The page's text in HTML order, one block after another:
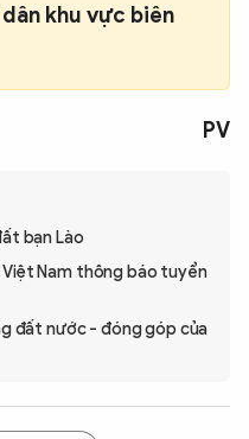
khu vực biên
PV
bạn Lào
Việt Nam thông báo tuyển
đất nước - đóng góp của